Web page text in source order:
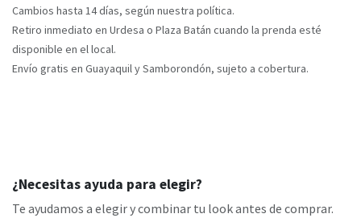
Cambios hasta 14 días, según nuestra política.
Retiro inmediato en Urdesa o Plaza Batán cuando la prenda esté
disponible en el local.
Envío gratis en Guayaquil y Samborondón, sujeto a cobertura.
¿Necesitas ayuda para elegir?
Te ayudamos a elegir y combinar tu look antes de comprar.